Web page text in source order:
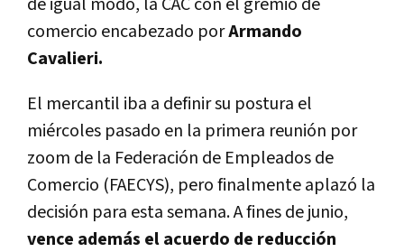
comercio encabezado porArmando
Cavalieri.
El mercantil iba a definir su postura el
miércoles pasado en la primera reunión por
zoom de la Federación de Empleados de
Comercio (FAECYS), pero finalmente aplazó la
decisión para esta semana. A fines de junio,
vence además el acuerdo de reducción